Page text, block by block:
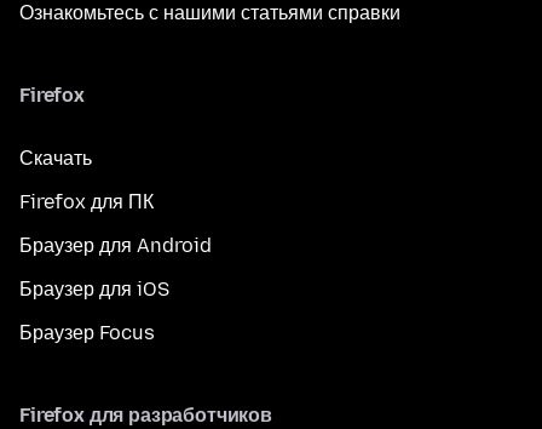
Ознакомьтесь с нашими статьями справки
Firefox
Скачать
Firefox для ПК
Браузер для Android
Браузер для iOS
Браузер Focus
Firefox для разработчиков